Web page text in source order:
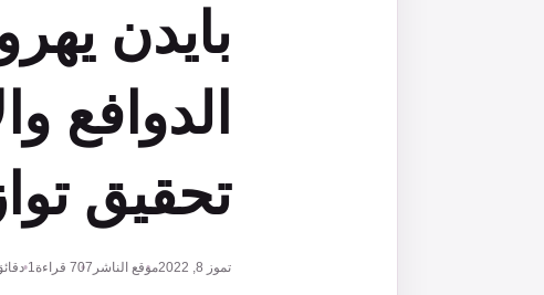
بايدن
الدوافع
تحقيق
تموز 8, 2022 موقع الناشر 707 قراءة1 دقائق قراءة